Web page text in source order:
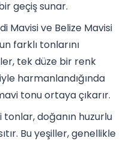
geçiş sunar.
Mavisi ve Belize Mavisi
farklı tonlarını
tek düze bir renk
harmanlandığında
tonu ortaya çıkarır.
tonlar, doğanın huzurlu
Bu yeşiller, genellikle